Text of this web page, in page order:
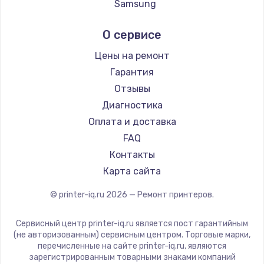
Заказать
Замена микрофона
Заказать
Замена вебкамеры
Заказать
Ремонт разъема питания
Замена южного моста
от 2600 руб.
Samsung
Lexmark
Sharp
TSC
Fujitsu
Godex
О сервисе
Цены на ремонт
Гарантия
Отзывы
Диагностика
Оплата и доставка
FAQ
Контакты
Карта сайта
© printer-iq.ru 2026 — Ремонт принтеров.
Сервисный центр printer-iq.ru является пост гарантийным
(не авторизованным) сервисным центром. Торговые марки,
перечисленные на сайте printer-iq.ru, являются
зарегистрированным товарными знаками компаний